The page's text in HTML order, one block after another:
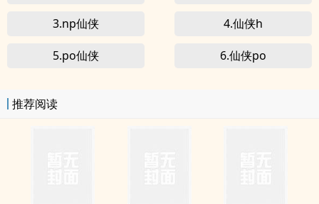
3.np仙侠 4.仙侠h
5.po仙侠 6.仙侠po
推荐阅读